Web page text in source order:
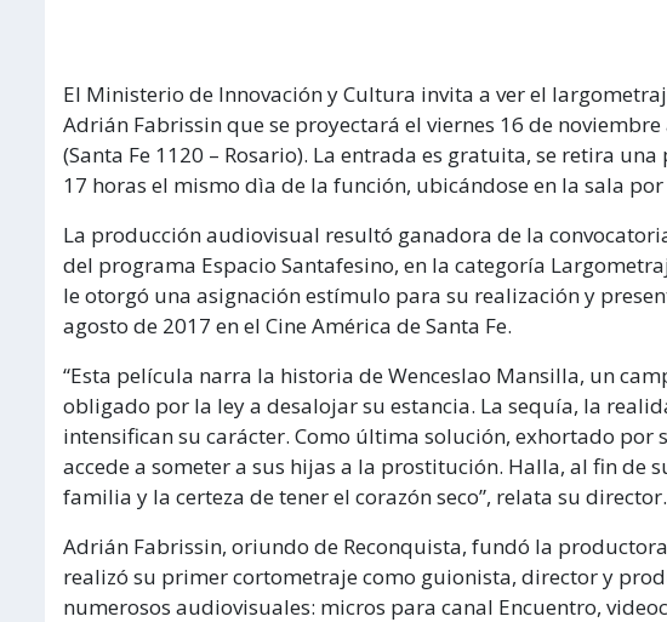
El Ministerio de Innovación y Cultura invita a ver el
Adrián Fabrissin que se proyectará el viernes 16 de noviembre
(Santa Fe 1120 – Rosario). La entrada es gratuita, se retira
17 horas el mismo dìa de la función, ubicándose en la sala
La producción audiovisual resultó ganadora de la
del programa Espacio Santafesino, en la categoría
le otorgó una asignación estímulo para su realización y
agosto de 2017 en el Cine América de Santa Fe.
“Esta película narra la historia de Wenceslao Mansilla, un
obligado por la ley a desalojar su estancia. La sequía, la
intensifican su carácter. Como última solución, exhortado por
accede a someter a sus hijas a la prostitución. Halla, al fin de
familia y la certeza de tener el corazón seco”, relata su director.
Adrián Fabrissin, oriundo de Reconquista, fundó la
realizó su primer cortometraje como guionista, director y
numerosos audiovisuales: micros para canal Encuentro,